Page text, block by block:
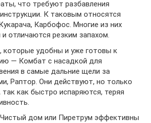
что требуют разбавления
К таковым относятся
Карбофос. Многие из них
отличаются резким запахом.
которые удобны и уже готовы к
— Комбат с насадкой для
в самые дальние щели за
Раптор. Они действуют, но только
так как быстро испаряются, теряя
дом или Пиретрум эффективны